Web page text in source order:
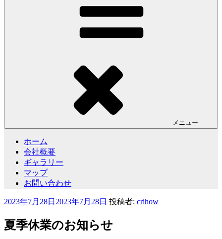
メニュー
ホーム
会社概要
ギャラリー
マップ
お問い合わせ
投
日:
2023年7月28日 2023年7月28日 投稿者: crihow
夏季休業のお知らせ